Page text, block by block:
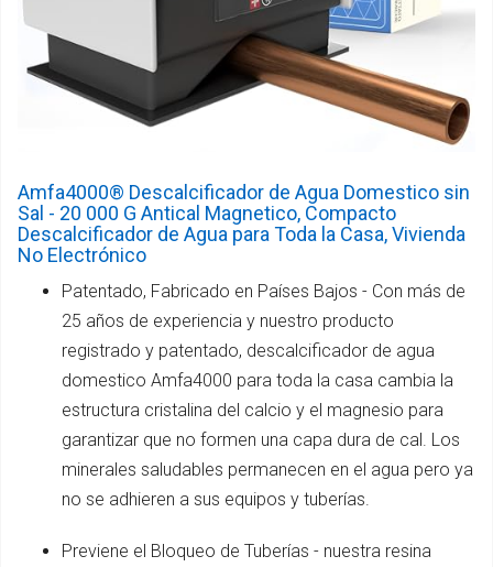
Amfa4000® Descalcificador de Agua Domestico sin
Sal - 20 000 G Antical Magnetico, Compacto
Descalcificador de Agua para Toda la Casa, Vivienda
No Electrónico
Patentado, Fabricado en Países Bajos - Con más de
25 años de experiencia y nuestro producto
registrado y patentado, descalcificador de agua
domestico Amfa4000 para toda la casa cambia la
estructura cristalina del calcio y el magnesio para
garantizar que no formen una capa dura de cal. Los
minerales saludables permanecen en el agua pero ya
no se adhieren a sus equipos y tuberías.
Previene el Bloqueo de Tuberías - nuestra resina